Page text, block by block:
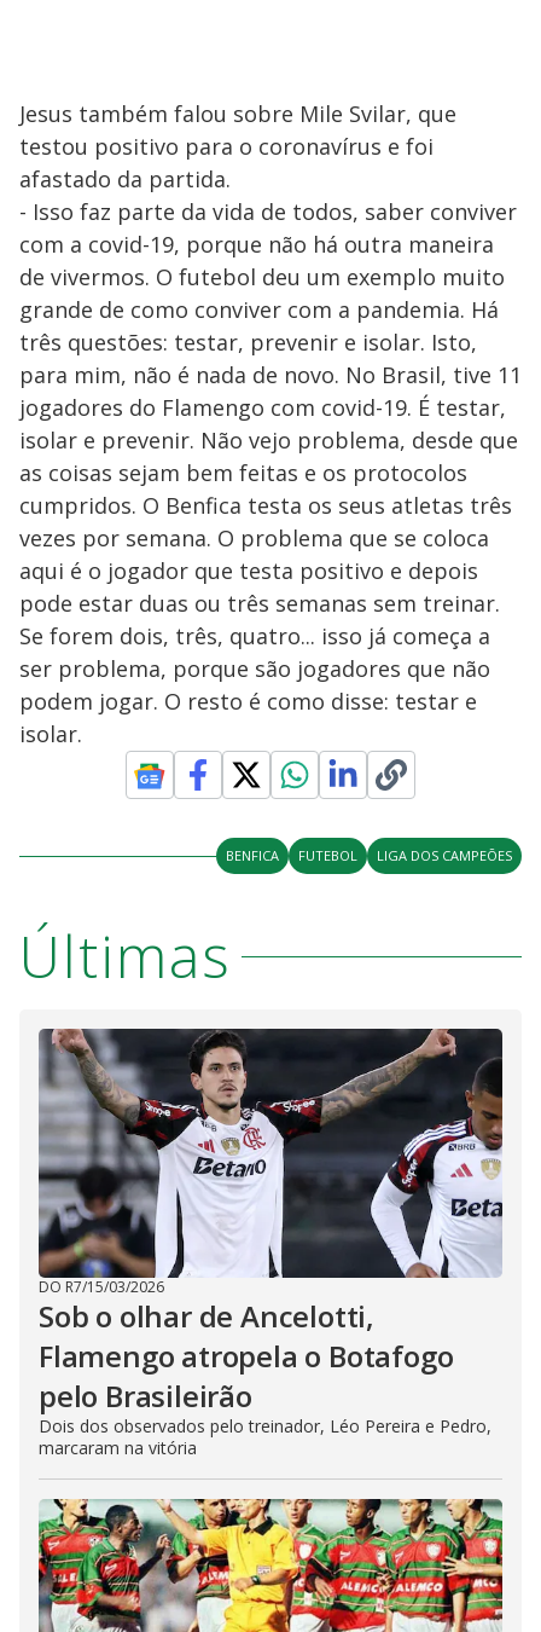
Jesus também falou sobre Mile Svilar, que
testou positivo para o coronavírus e foi
afastado da partida.
- Isso faz parte da vida de todos, saber conviver
com a covid-19, porque não há outra maneira
de vivermos. O futebol deu um exemplo muito
grande de como conviver com a pandemia. Há
três questões: testar, prevenir e isolar. Isto,
para mim, não é nada de novo. No Brasil, tive 11
jogadores do Flamengo com covid-19. É testar,
isolar e prevenir. Não vejo problema, desde que
as coisas sejam bem feitas e os protocolos
cumpridos. O Benfica testa os seus atletas três
vezes por semana. O problema que se coloca
aqui é o jogador que testa positivo e depois
pode estar duas ou três semanas sem treinar.
Se forem dois, três, quatro... isso já começa a
ser problema, porque são jogadores que não
podem jogar. O resto é como disse: testar e
isolar.
BENFICA FUTEBOL LIGA DOS CAMPEÕES
Últimas
DO R7/15/03/2026
Sob o olhar de Ancelotti,
Flamengo atropela o Botafogo
pelo Brasileirão
Dois dos observados pelo treinador, Léo Pereira e Pedro,
marcaram na vitória